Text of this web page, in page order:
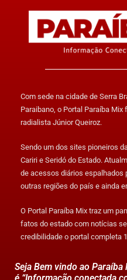
Com sede na cidade de Serra
Paraibano, o Portal Paraíba
radialista Júnior Queiroz.
Sendo um dos sites pioneiros
Cariri e Seridó do Estado.
de acessos diários espalhados
outras regiões do país e ainda
O Portal Paraíba Mix traz um
fatos do estado com notícias
credibilidade o portal completa
Seja Bem vindo ao